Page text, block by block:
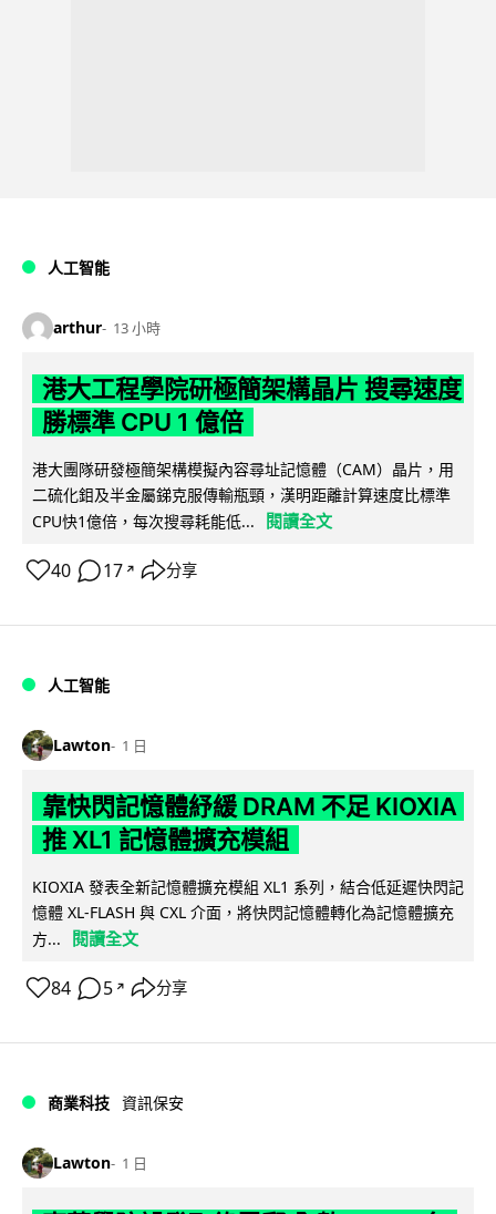
人工智能
arthur 13 小時
港大工程學院研極簡架構晶片 搜尋速度
勝標準 CPU 1 億倍
港大團隊研發極簡架構模擬內容尋址記憶體（CAM）晶片，用
二硫化鉬及半金屬銻克服傳輸瓶頸，漢明距離計算速度比標準
CPU快1億倍，每次搜尋耗能低...
閱讀全文
40 17 ↗ 分享
人工智能
Lawton 1 日
靠快閃記憶體紓緩 DRAM 不足 KIOXIA
推 XL1 記憶體擴充模組
KIOXIA 發表全新記憶體擴充模組 XL1 系列，結合低延遲快閃記
憶體 XL-FLASH 與 CXL 介面，將快閃記憶體轉化為記憶體擴充
方...
閱讀全文
84 5 ↗ 分享
商業科技 資訊保安
Lawton 1 日